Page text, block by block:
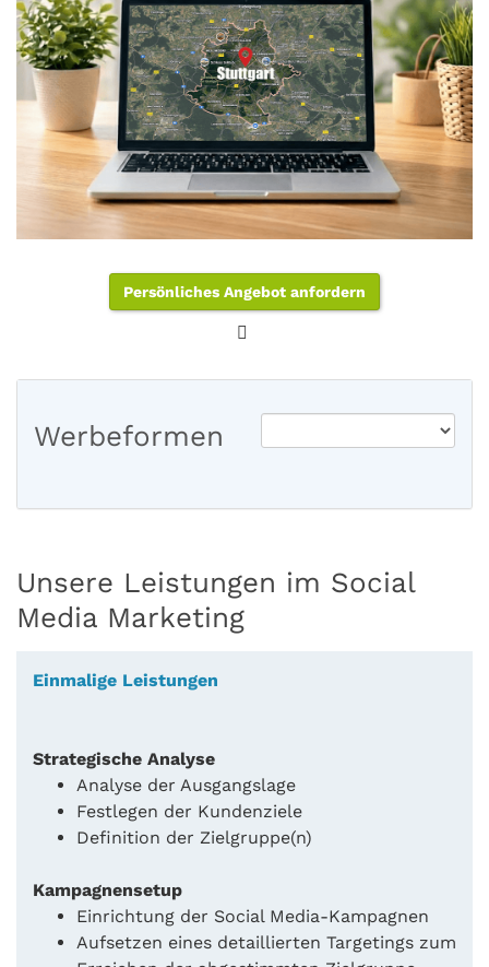
Persönliches Angebot anfordern
Werbeformen
Unsere Leistungen im Social
Media Marketing
Einmalige Leistungen
Strategische Analyse
Analyse der Ausgangslage
Festlegen der Kundenziele
Definition der Zielgruppe(n)
Kampagnensetup
Einrichtung der Social Media-Kampagnen
Aufsetzen eines detaillierten Targetings zum